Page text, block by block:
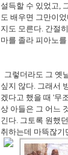
설득할 수 있었고,
도 배우면 그만이
지도 모른다. 간절히
마를 졸라 피아노
그렇더라도 그 옛
싶지 않다. 그래서
겠다고 했을 때 '무
상 아들은 그 어느
긴다. 그토록 원했
취하는데 마뜩잖기